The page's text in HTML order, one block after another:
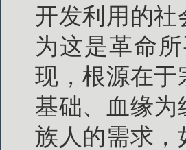
开发利用的
为这是革命
现，根源在于
基础、血缘
族人的需求，